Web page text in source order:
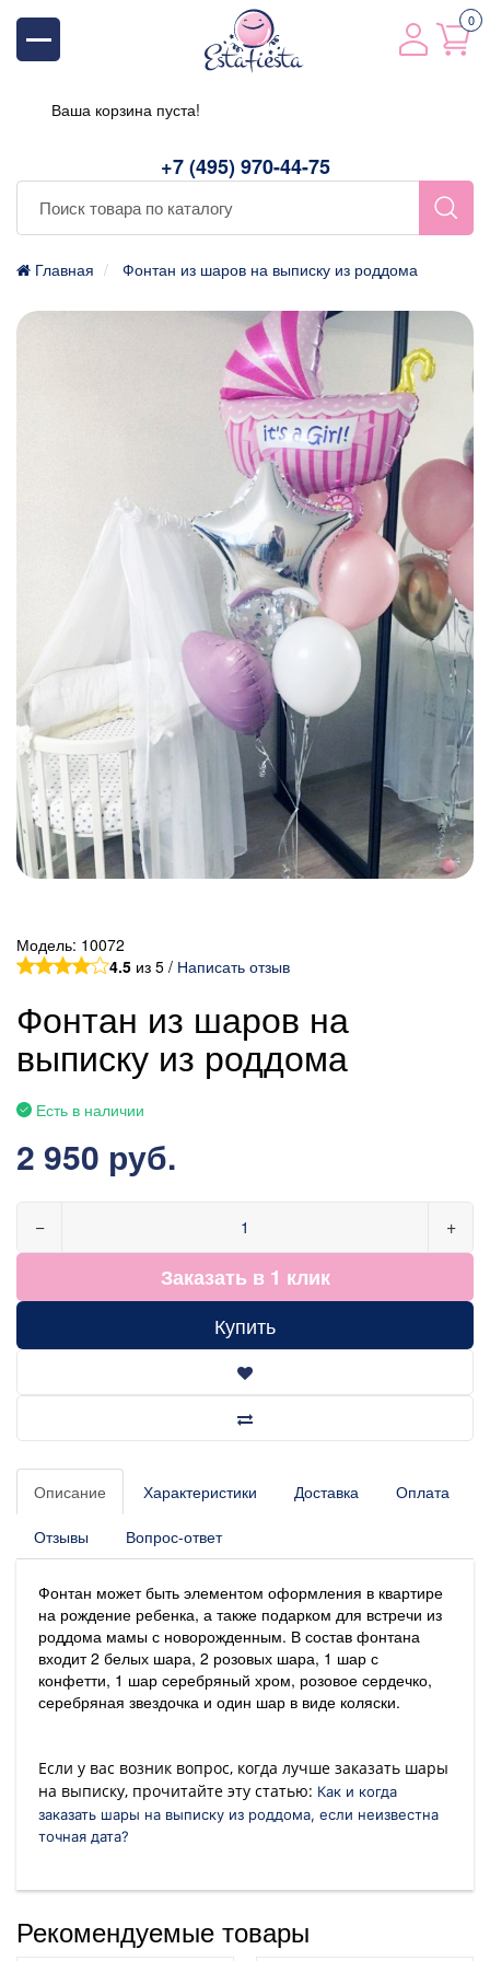
+7 (495) 970-44-75
0
Ваша корзина пуста!
Главная Фонтан из шаров на выписку из роддома
Модель: 10072
4.5 из 5 / Написать отзыв
Фонтан из шаров на
выписку из роддома
Есть в наличии
2 950 руб.
− +
Заказать в 1 клик
Купить
Описание Характеристики Доставка Оплата
Отзывы Вопрос-ответ
Фонтан может быть элементом оформления в квартире
на рождение ребенка, а также подарком для встречи из
роддома мамы с новорожденным. В состав фонтана
входит 2 белых шара, 2 розовых шара, 1 шар с
конфетти, 1 шар серебряный хром, розовое сердечко,
серебряная звездочка и один шар в виде коляски.
Если у вас возник вопрос, когда лучше заказать шары
на выписку, прочитайте эту статью: Как и когда
заказать шары на выписку из роддома, если неизвестна
точная дата?
Рекомендуемые товары